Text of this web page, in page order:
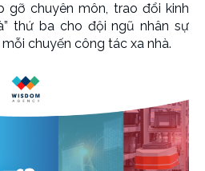
gỡ chuyên môn, trao đổi kinh
thứ ba cho đội ngũ nhân sự
chuyến công tác xa nhà.